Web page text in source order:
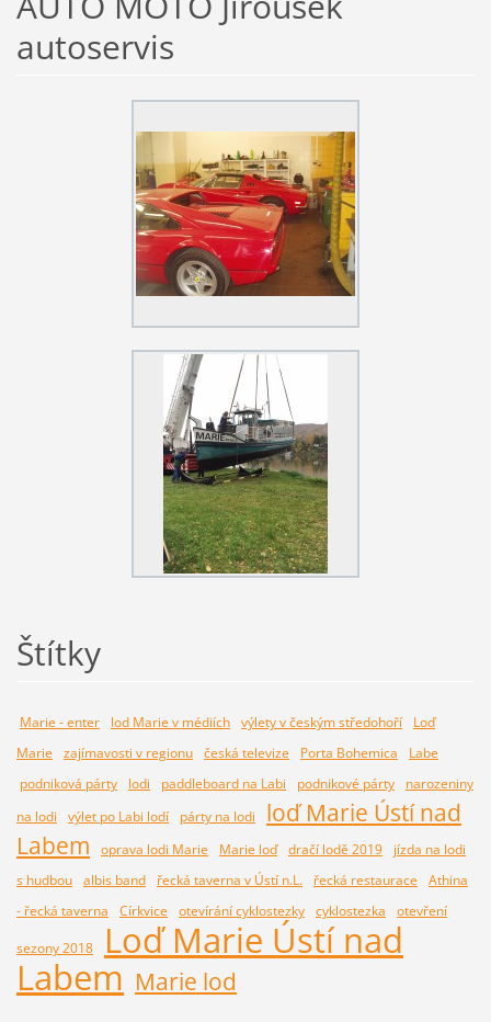
autoservis
Štítky
Marie - enter lod Marie v médiích výlety v českým středohoří
Loď
Marie
zajímavosti v regionu česká televize Porta Bohemica
Labe
podniková párty
lodi paddleboard na Labi podnikové párty
narozeniny
na lodi
výlet po Labi lodí párty na lodi
loď Marie Ústí nad
Labem
oprava lodi Marie Marie loď dračí lodě 2019
jízda na lodi
s hudbou albis band řecká taverna v Ústí n.L. řecká restaurace
Athina
- řecká taverna
Církvice otevírání cyklostezky cyklostezka
otevření
sezony 2018
Loď Marie Ústí nad
Labem Marie lod